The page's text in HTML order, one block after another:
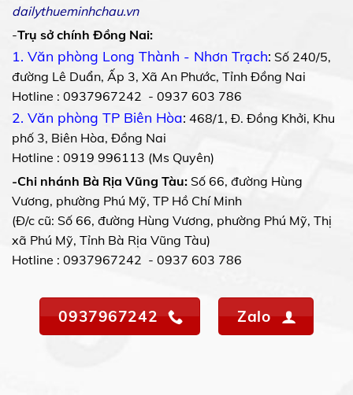
dailythueminhchau.vn
-Trụ sở chính Đồng Nai:
1. Văn phòng Long Thành - Nhơn Trạch: Số 240/5,
đường Lê Duẩn, Ấp 3, Xã An Phước, Tỉnh Đồng Nai
Hotline : 0937967242 - 0937 603 786
2. Văn phòng TP Biên Hòa: 468/1, Đ. Đồng Khởi, Khu
phố 3, Biên Hòa, Đồng Nai
Hotline : 0919 996113 (Ms Quyên)
-Chi nhánh Bà Rịa Vũng Tàu: Số 66, đường Hùng
Vương, phường Phú Mỹ, TP Hồ Chí Minh
(Đ/c cũ: Số 66, đường Hùng Vương, phường Phú Mỹ, Thị
xã Phú Mỹ, Tỉnh Bà Rịa Vũng Tàu)
Hotline : 0937967242 - 0937 603 786
0937967242 Zalo